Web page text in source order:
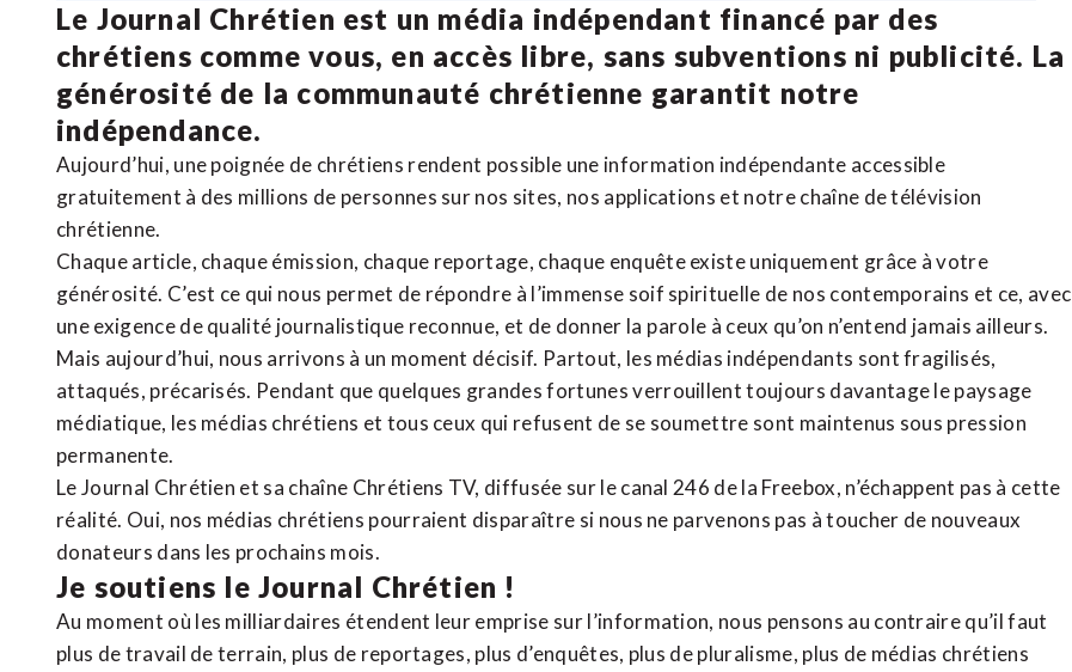
Le Journal Chrétien est un média indépendant financé par des
chrétiens comme vous, en accès libre, sans subventions ni publicité. La
générosité de la communauté chrétienne garantit notre
indépendance.
Aujourd’hui, une poignée de chrétiens rendent possible une information indépendante accessible
gratuitement à des millions de personnes sur nos sites, nos applications et notrechaîne de télévision
chrétienne.
Chaque article, chaque émission, chaque reportage, chaque enquête existe uniquement grâce à votre
générosité. C’est ce qui nous permet de répondre à l’immense soif spirituelle de nos contemporains et ce, avec
une exigence de qualité journalistique reconnue, et de donner la parole à ceux qu’on n’entend jamais ailleurs.
Mais aujourd’hui, nous arrivons à un moment décisif. Partout, les médias indépendants sont fragilisés,
attaqués, précarisés. Pendant que quelques grandes fortunes verrouillent toujours davantage le paysage
médiatique, les médias chrétiens et tous ceux qui refusent de se soumettre sont maintenus sous pression
permanente.
Le Journal Chrétien et sa chaîne Chrétiens TV, diffusée sur le canal 246 de la Freebox, n’échappent pas à cette
réalité. Oui, nos médias chrétiens pourraient disparaître si nous ne parvenons pas à toucher de nouveaux
donateurs dans les prochains mois.
Je soutiens le Journal Chrétien !
Au moment où les milliardaires étendent leur emprise sur l’information, nous pensons au contraire qu’il faut
plus de travail de terrain, plus de reportages, plus d’enquêtes, plus de pluralisme, plus de médias chrétiens